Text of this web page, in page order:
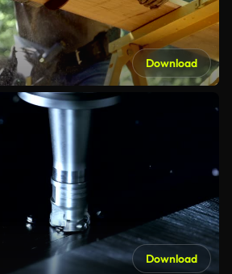
Download
Download